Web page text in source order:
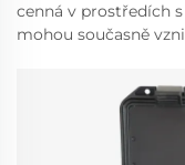
cenná v prostředích
mohou současně